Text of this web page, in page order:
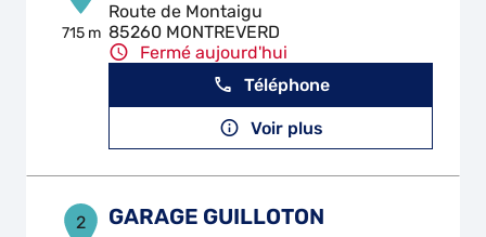
715 m
Route de Montaigu
85260 MONTREVERD
Fermé aujourd'hui
Téléphone
Voir plus
2 GARAGE GUILLOTON